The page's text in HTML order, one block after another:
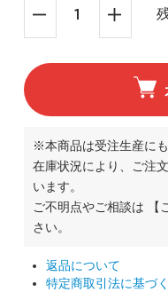
※本商品は受注生産にも
在庫状況により、ご注
います。
ご不明点やご相談は
【
さい。
返品について
特定商取引法に基づ